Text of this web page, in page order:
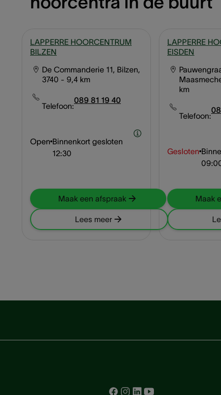
LAPPERRE HOORCENTRUM
BILZEN
De Commanderie 11, Bilzen,
3740 - 9,4 km
Telefoon:
089 81 19 40
Open Binnenkort gesloten
12:30
Maak een afspraak
Lees meer
LAPPERRE
EISDEN
km
Telefoon:
Gesloten
Maak